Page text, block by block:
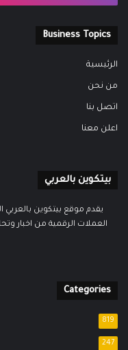
Business Topics
الرئيسية
من نحن
اتصل بنا
اعلن معنا
بيتكوين بالعربي
يقدم موقع بيتكوين بالعربي
العملات الرقمية من اخبار
Categories
819
247